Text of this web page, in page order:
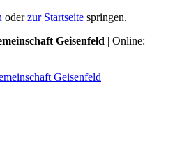
oderzur Startseite springen.
Geisenfeld | Online: